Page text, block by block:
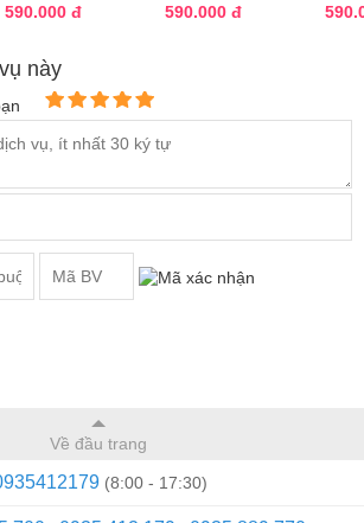
Premium Samjin
590.000 đ
Premium 30 gói x
590.000 đ
này
Về đầu trang
(8:00 - 17:30)